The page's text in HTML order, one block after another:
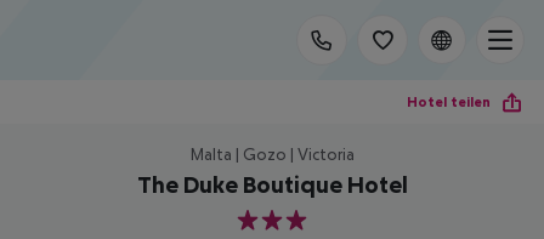
Hotel teilen
Malta | Gozo | Victoria
The Duke Boutique Hotel
3